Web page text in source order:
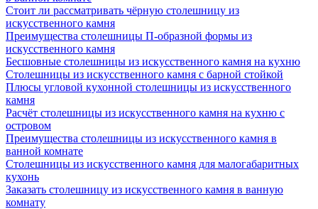
Стоит ли рассматривать чёрную столешницу из
искусственного камня
Преимущества столешницы П-образной формы из
искусственного камня
Бесшовные столешницы из искусственного камня на кухню
Столешницы из искусственного камня с барной стойкой
Плюсы угловой кухонной столешницы из искусственного
камня
Расчёт столешницы из искусственного камня на кухню с
островом
Преимущества столешницы из искусственного камня в
ванной комнате
Столешницы из искусственного камня для малогабаритных
кухонь
Заказать столешницу из искусственного камня в ванную
комнату